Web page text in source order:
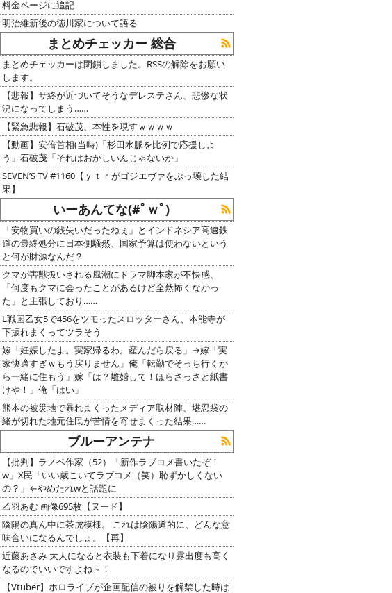
料金ページに追記
明治維新後の徳川家について語る
まとめチェッカー 総合
まとめチェッカーは閉鎖しました。RSSの解除をお願い
します。
【悲報】サ終が近づいてそうなデレステさん、悲惨な状
況になってしまう……
【緊急悲報】石破茂、本性を現すｗｗｗｗ
【動画】安倍首相(当時)「杉田水脈を比例で応援しよ
う」石破茂「それはおかしいんじゃないか」
SEVEN’S TV #1160【ｙｔｒがゴジエヴァをぶっ壊した結
果】
いーあんてな(#ﾟｗﾟ)
「安物買いの銭失いだったねぇ」とインドネシア高速鉄
道の最終処分に日本側騒然、国家予算は使わないという
と何が財源なんだ？
クマが害獣扱いされる風潮にドラマ脚本家が不快感、
「何度もクマに会ったことがあるけど全然怖くなかっ
た」と主張しており……
L戦国乙女5で456をツモったスロッターさん、本能寺が
下振れまくってツラそう
嫁「妊娠したよ。実家帰るわ。産んだら戻る」→嫁「実
家快適すぎｗもう戻りません」俺「転勤でそっち行くか
ら一緒に住もう」嫁「は？離婚して！ほらさっさと紙書
けや！」俺「はい」
熊本の被災地で暴れまくったメディア取材陣、堪忍袋の
緒が切れた地元住民が苦情を寄せまくった結果……
ブルーアンテナ
【批判】ラノベ作家（52）「新作ラブコメ書いたぞ！
w」X民「いい歳こいてラブコメ（笑）恥ずかしくない
の？」←やめたれwと話題に
乙羽あむ 画像695枚【ヌード】
陰陽の真ん中に茶虎模様。 これは陰陽道的に、どんな意
味合いになるんでしょ。【再】
近藤あさみ 大人になると衣装も下着になり露出度も高く
なるのでいいですよね～！
【Vtuber】ホロライブが企画配信の被りを解禁した時は